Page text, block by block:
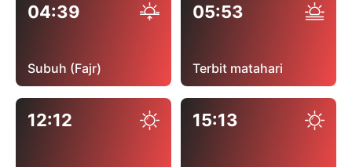
04:39
Subuh (Fajr)
05:53
Terbit matahari
12:12 15:13